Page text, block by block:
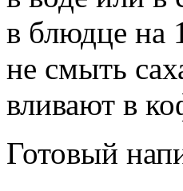
в блюдце на
не смыть
вливают в
Готовый